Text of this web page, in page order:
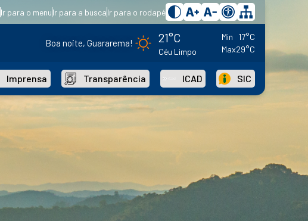
Ir para o menuIr para a buscaIr para o rodapé
Boa noite, Guararema! 21°C
Céu Limpo
Min
17°C
Max29°C
Imprensa Transparência ICAD SIC